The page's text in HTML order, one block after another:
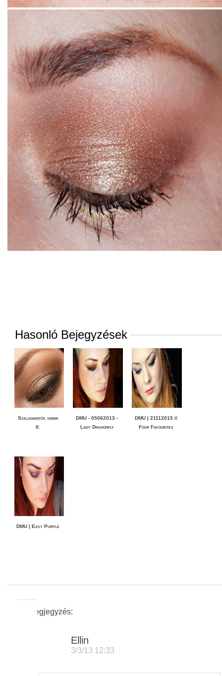
Hasonló Bejegyzések
Szalagavatós smink
II.
DMU - 05062013 -
Lady Dragonfly
DMU | 21112015 //
Four Favourites
DMU | Easy Purple
17 Megjegyzés:
Ellin
3/3/13 12:33